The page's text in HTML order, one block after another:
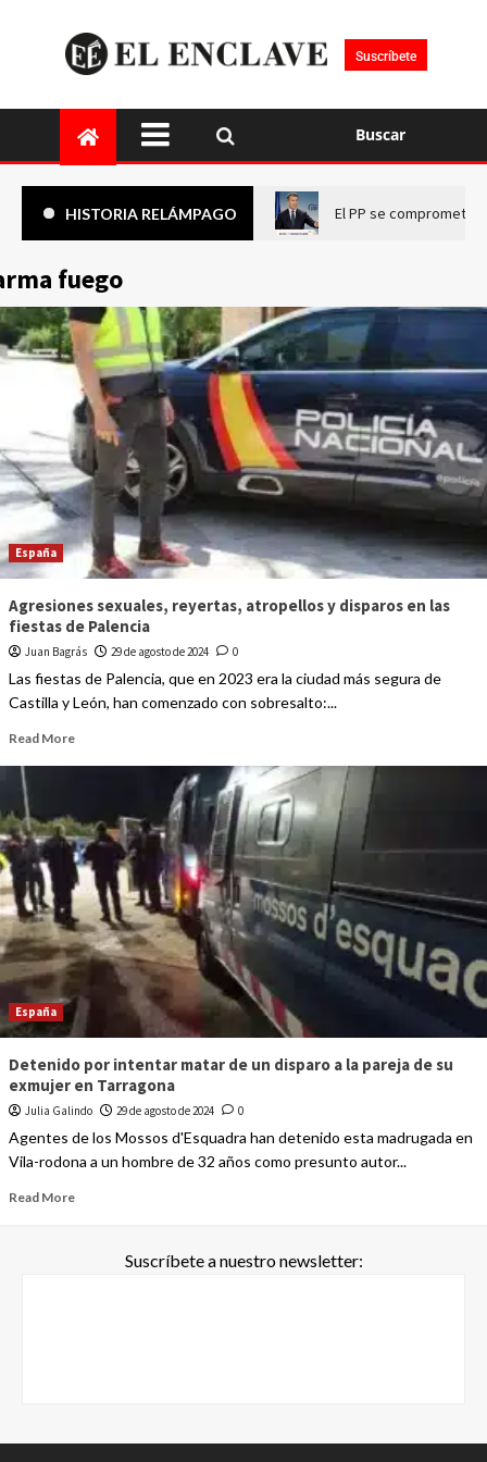
Suscríbete
Buscar
HISTORIA RELÁMPAGO El PP se compromete
fuego
España
Agresiones sexuales, reyertas, atropellos y disparos en las
fiestas de Palencia
Juan Bagrás 29 de agosto de 2024 0
Las fiestas de Palencia, que en 2023 era la ciudad más segura de
Castilla y León, han comenzado con sobresalto:...
Read More
España
Detenido por intentar matar de un disparo a la pareja de su
exmujer en Tarragona
Julia Galindo 29 de agosto de 2024 0
Agentes de los Mossos d'Esquadra han detenido esta madrugada en
Vila-rodona a un hombre de 32 años como presunto autor...
Read More
Suscríbete a nuestro newsletter: